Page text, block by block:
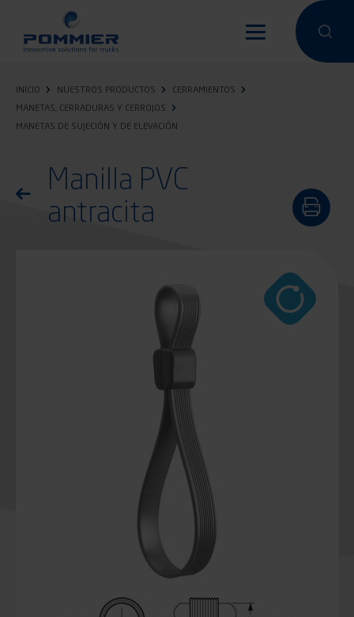
contenido
Hacer una
INICIO NUESTROS PRODUCTOS
CERRAMIENTOS
MANETAS, CERRADURAS Y CERROJOS
MANETAS DE SUJECIÓN Y DE ELEVACIÓN
Volver a la lista de productos
Manilla PVC
antracita